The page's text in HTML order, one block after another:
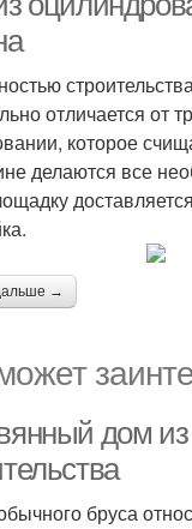
отличается
которое
делаются все
→
дом из
бруса